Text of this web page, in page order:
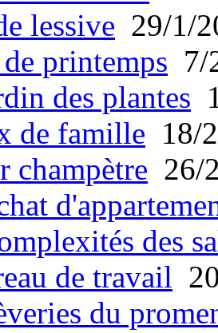
lessive 29/1/
printemps 7/
des plantes
de famille 18/
champètre 26/
des
de travail
du